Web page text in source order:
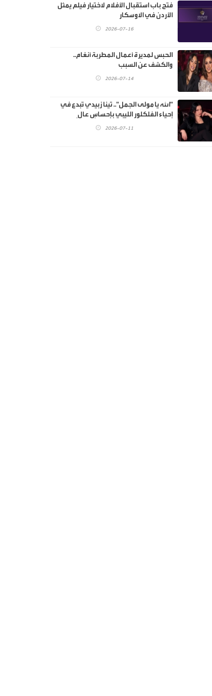
فتح باب استقبال الأفلام لاختيار فيلم يمثل
الأردن في الاوسكار
2026-07-16
الحبس لمديرة أعمال المطربة أنغام..
والكشف عن السبب
2026-07-14
"الله يا مولى الجمل".. تينا زبيدي تُبدع في
إحياء الفلكلور الليبي بإحساسٍ عالٍ
2026-07-11